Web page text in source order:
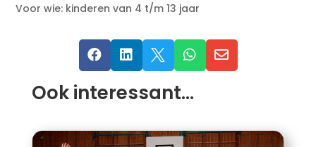
Voor wie: kinderen van 4 t/m 13 jaar
    
Ook interessant…